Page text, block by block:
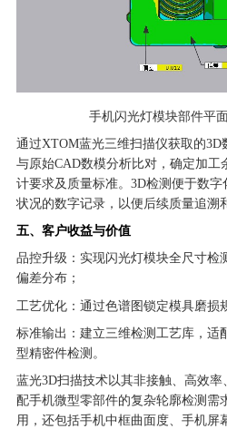
手机闪光灯模块部件平
通过XTOM蓝光三维扫描仪获取的3D
与原始CAD数模分析比对，确定加工
计要求及质量标准。3D检测便于数
状况的数字记录，以便后续质量追溯
五、客户收益与价值
品控升级：实现闪光灯模块全尺寸检
偏差分布；
工艺优化：通过色谱图锁定模具磨损
标准输出：建立三维检测工艺库，适
型精密件检测。
蓝光3D扫描技术以其非接触、高效
配手机微型零部件的复杂轮廓检测需
用，还包括手机中框曲面度、手机屏